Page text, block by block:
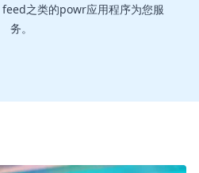
之类的powr应用程序为您服
务。